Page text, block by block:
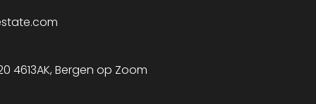
4613AK, Bergen op Zoom